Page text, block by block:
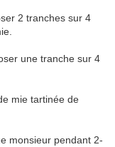
2 tranches sur 4
une tranche sur 4
mie tartinée de
monsieur pendant 2-